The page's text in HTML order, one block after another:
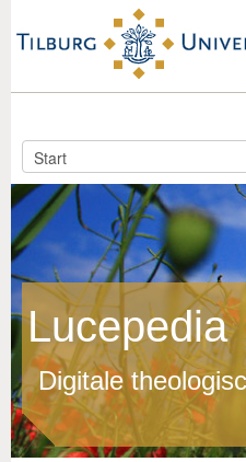
Lucepedia
Digitale